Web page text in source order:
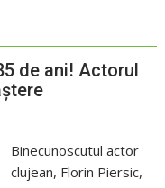
de ani! Actorul
Binecunoscutul actor
clujean, Florin Piersic,